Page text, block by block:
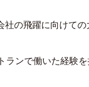
社の飛躍に向けての
ランで働いた経験